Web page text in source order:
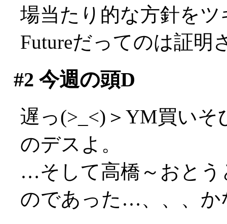
場当たり的な方針を
Futureだってのは証明
#2 今週の頭D
遅っ(>_<)＞YM買い
のデスよ。
…そして高橋～おとう
のであった…、、、か